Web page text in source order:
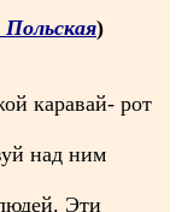
Польская)
каравай- рот
над ним
Эти